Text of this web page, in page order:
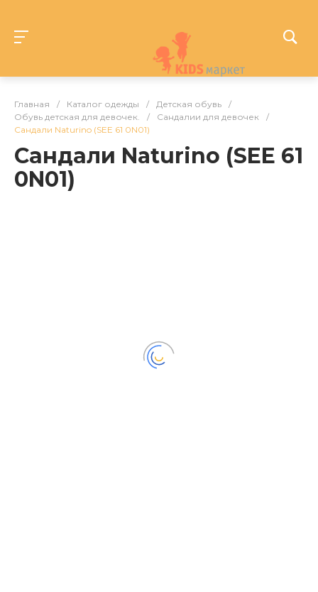
Главная / Каталог одежды / Детская обувь
/
Обувь детская для девочек.
/ Сандалии для девочек
/
Сандали Naturino (SEE 61 0N01)
Сандали Naturino (SEE 61
0N01)